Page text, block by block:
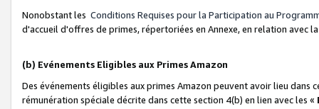
Nonobstant les Conditions Requises pour la Participation au
d'accueil d'offres de primes, répertoriées en Annexe, en relation avec
(b) Evénements Eligibles aux Primes Amazon
Des événements éligibles aux primes Amazon peuvent avoir lieu dans
rémunération spéciale décrite dans cette section 4(b) en lien avec les «